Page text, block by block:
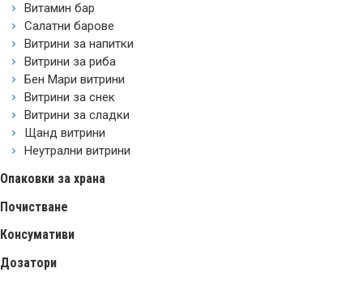
Витамин бар
Салатни барове
Витрини за напитки
Витрини за риба
Бен Мари витрини
Витрини за снек
Витрини за сладки
Щанд витрини
Неутрални витрини
Опаковки за храна
Почистване
Консумативи
Дозатори